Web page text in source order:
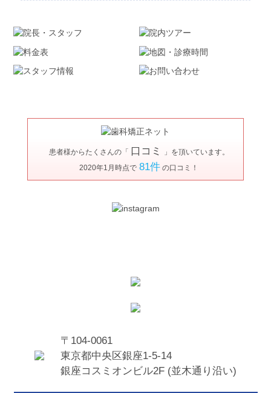
患者様からたくさんの「 口コミ
」を頂いています。
2020年1月時点で 81件 の口コミ！
〒104-0061
東京都中央区銀座1-5-14
銀座コスミオンビル2F (並木通り沿い)